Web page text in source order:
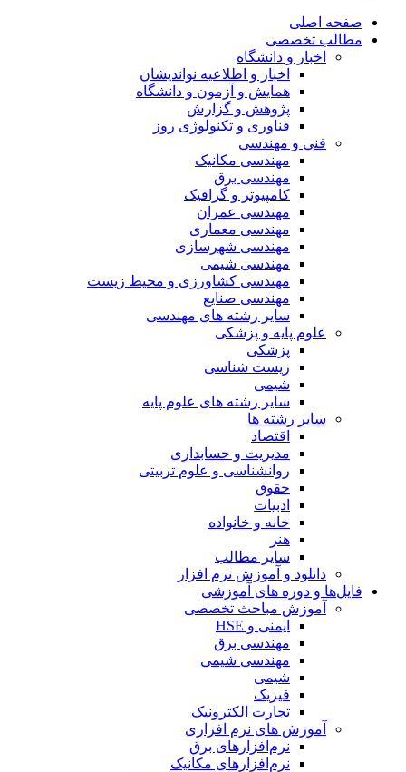
صفحه اصلی
مطالب تخصصی
اخبار و دانشگاه
اخبار و اطلاعیه نواندیشان
همایش و آزمون و دانشگاه
پژوهش و گزارش
فناوری و تکنولوژی روز
فنی و مهندسی
مهندسی مکانیک
مهندسی برق
کامپیوتر و گرافیک
مهندسی عمران
مهندسی معماری
مهندسی شهرسازی
مهندسی شیمی
مهندسی کشاورزی و محیط زیست
مهندسی صنایع
سایر رشته های مهندسی
علوم پایه و پزشکی
پزشکی
زیست شناسی
شیمی
سایر رشته های علوم پایه
سایر رشته ها
اقتصاد
مدیریت و حسابداری
روانشناسی و علوم تربیتی
حقوق
ادبیات
خانه و خانواده
هنر
سایر مطالب
دانلود و آموزش نرم افزار
فایل‌ها و دوره های آموزشی
آموزش مباحث تخصصی
ایمنی و HSE
مهندسی برق
مهندسی شیمی
شیمی
فیزیک
تجارت الکترونیک
آموزش های نرم افزاری
نرم‌افزارهای برق
نرم‌افزارهای مکانیک